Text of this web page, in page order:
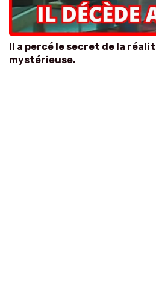
Il a percé le secret de la
mystérieuse.